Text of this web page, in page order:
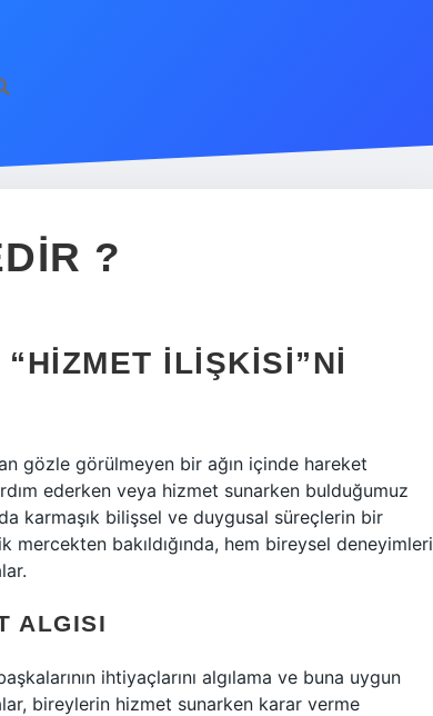
?
İLIŞKISI”NI
gözle görülmeyen bir ağın içinde hareket
ederken veya hizmet sunarken bulduğumuz
karmaşık bilişsel ve duygusal süreçlerin bir
mercekten bakıldığında, hem bireysel deneyimleri
ALGISI
ihtiyaçlarını algılama ve buna uygun
bireylerin hizmet sunarken karar verme